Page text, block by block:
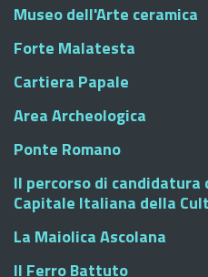
Museo dell'Arte ceramica
Forte Malatesta
Cartiera Papale
Area Archeologica
Ponte Romano
Il percorso di candidatura
Capitale Italiana della
La Maiolica Ascolana
Il Ferro Battuto